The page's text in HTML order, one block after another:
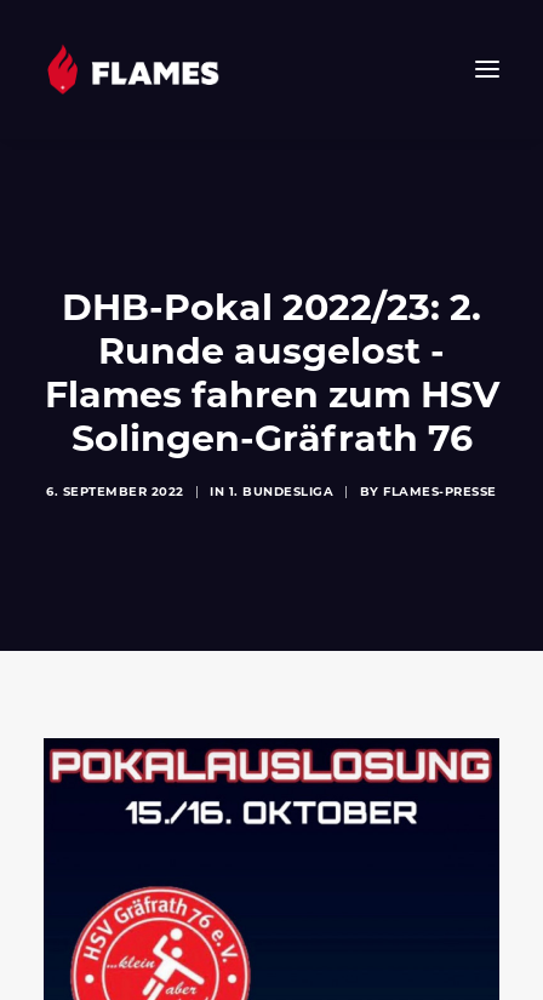
JUNIOR FLAMES
JUGEND
VEREIN
FAN-SHOP
TICKETS
DHB-Pokal 2022/23: 2.
Runde ausgelost -
Flames fahren zum HSV
Solingen-Gräfrath 76
6. SEPTEMBER 2022 IN 1. BUNDESLIGA BY FLAMES-PRESSE